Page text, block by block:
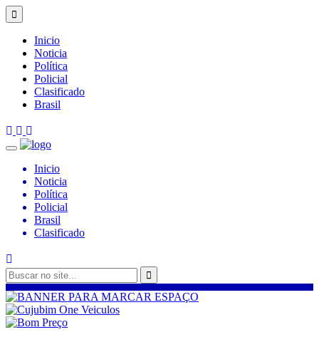
Inicio
Noticia
Política
Policial
Clasificado
Brasil
Inicio
Noticia
Política
Policial
Brasil
Clasificado